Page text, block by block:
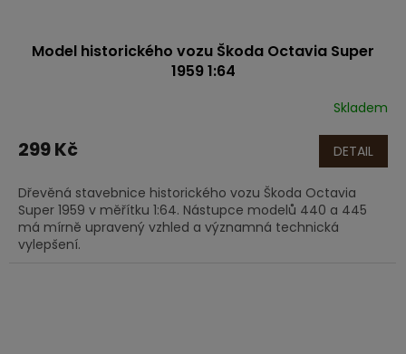
Model historického vozu Škoda Octavia Super
1959 1:64
Skladem
299 Kč DETAIL
Dřevěná stavebnice historického vozu Škoda Octavia
Super 1959 v měřítku 1:64. Nástupce modelů 440 a 445
má mírně upravený vzhled a významná technická
vylepšení.